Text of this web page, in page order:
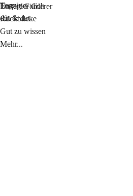
Unsere Förderer
Engagier dich
Termine
Rückblicke
düt & dat
Gut zu wissen
Mehr...